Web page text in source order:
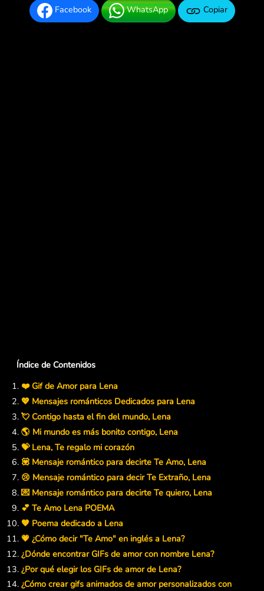
Facebook WhatsApp Copiar
Índice de Contenidos
❤️ Gif de Amor para Lena
💖 Mensajes románticos Dedicados para Lena
💘 Contigo hasta el fin del mundo, Lena
🌎 Mi mundo es más bonito contigo, Lena
💝 Lena, Te regalo mi corazón
💟 Mensaje romántico para decirte Te Amo, Lena
😢 Mensaje romántico para decir Te Extraño, Lena
💌 Mensaje romántico para decirte Te quiero, Lena
💕 Te Amo Lena POEMA
🧡 Poema dedicado a Lena
💗 ¿Cómo decir "Te Amo" en inglés a Lena?
¿Dónde encontrar GIFs de amor con nombre Lena?
¿Por qué elegir los GIFs de amor de Lena?
¿Cómo crear gifs animados de amor personalizados con